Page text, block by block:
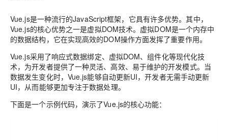
Vue.js是一种流行的JavaScript框架，它具有许多优势。其中，
Vue.js的核心优势之一是虚拟DOM技术。虚拟DOM是一个内存中
的数据结构，它在实现高效的DOM操作方面发挥了重要作用。
Vue.js采用了响应式数据绑定、虚拟DOM、组件化等现代化技
术，为开发者提供了一种灵活、高效、易于维护的开发模式。当
数据发生变化时，Vue.js能够自动更新UI，开发者无需手动更新
UI，从而能够更加专注于数据处理。
下面是一个示例代码，演示了Vue.js的核心功能：